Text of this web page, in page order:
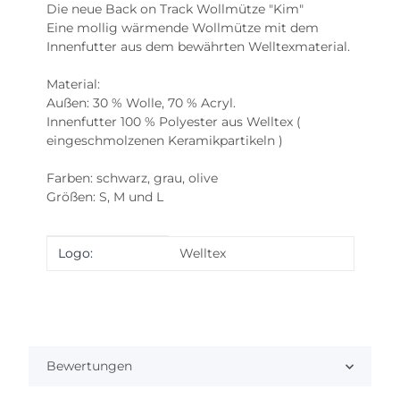
Die neue Back on Track Wollmütze "Kim"
Eine mollig wärmende Wollmütze mit dem
Innenfutter aus dem bewährten Welltexmaterial.
Material:
Außen: 30 % Wolle, 70 % Acryl.
Innenfutter 100 % Polyester aus Welltex (
eingeschmolzenen Keramikpartikeln )
Farben: schwarz, grau, olive
Größen: S, M und L
Produkteigenschaft
Wert
Logo: Welltex
Bewertungen